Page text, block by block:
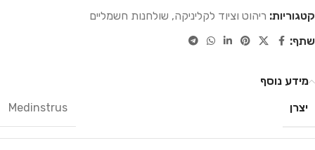
קטגוריות: ריהוט וציוד לקליניקה, שולחנות חשמליים
שתף:
מידע נוסף
יצרן
Medinstrus